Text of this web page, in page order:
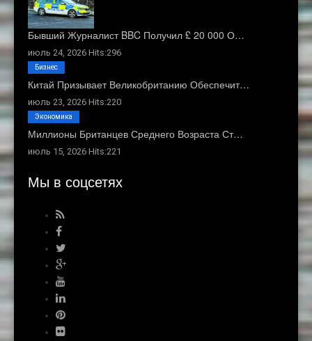
Бывший Журналист BBC Получил £ 20 000 О…
июль 24, 2026 Hits:296
Китай Призывает Великобританию Обеспечит…
июль 23, 2026 Hits:220
Бизнес
Миллионы Британцев Среднего Возраста Ст…
июль 15, 2026 Hits:221
Экономика
Мы в соцсетях